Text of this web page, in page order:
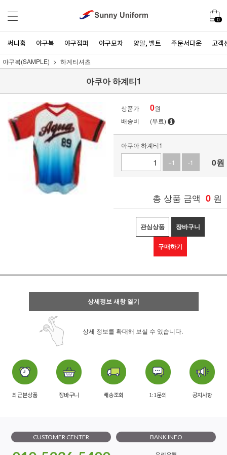
0
써니홈 야구복 야구점퍼 야구모자 양말, 밸트 주문서다운 고객
야구복(SAMPLE) 하계티셔츠
아쿠아 하계티1
상품가 0원
배송비
(무료)
아쿠아 하계티1
+1
-1 0원
총 상품 금액 0 원
관심상품 장바구니
구매하기
상세정보 새창 열기
상세 정보를 확대해 보실 수 있습니다.
최근본상품 장바구니 배송조회 1:1문의 공지사항
CUSTOMER CENTER BANK INFO